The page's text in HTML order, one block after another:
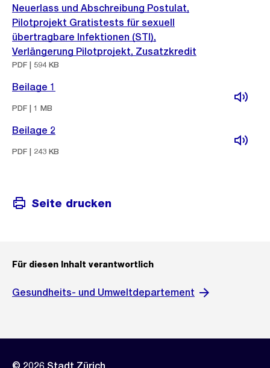
Neuerlass und Abschreibung Postulat,
Pilotprojekt Gratistests für sexuell
übertragbare Infektionen (STI),
Verlängerung Pilotprojekt, Zusatzkredit
PDF | 594 KB
Beilage 1
PDF | 1 MB
Beilage 2
PDF | 243 KB
Seite drucken
Für diesen Inhalt verantwortlich
Gesundheits- und Umweltdepartement